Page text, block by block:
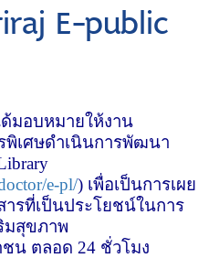
E-public
มอบหมายให้งาน
เศษดำเนินการพัฒนา
e-pl/) เพื่อเป็นการเผย
รที่เป็นประโยชน์ในการ
มสุขภาพ
น ตลอด 24 ชั่วโมง